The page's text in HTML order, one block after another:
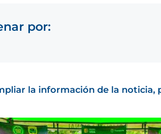
por:
la información de la